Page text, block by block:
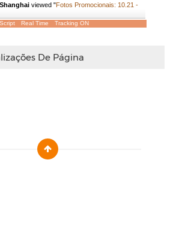
Shanghaiviewed "Fotos Promocionais: 10.21 -
Real Time Tracking ON
De Página